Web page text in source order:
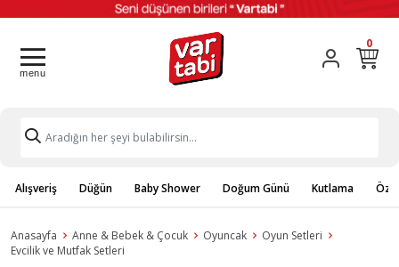
0
Alışveriş Düğün Baby Shower Doğum Günü Kutlama
Anasayfa Anne & Bebek & Çocuk Oyuncak
Oyun Setleri
Evcilik ve Mutfak Setleri